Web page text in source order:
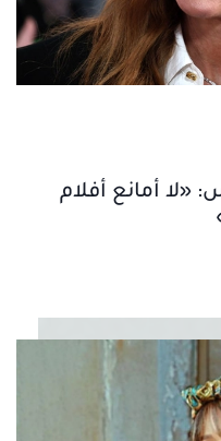
«لا أمانع أفلام